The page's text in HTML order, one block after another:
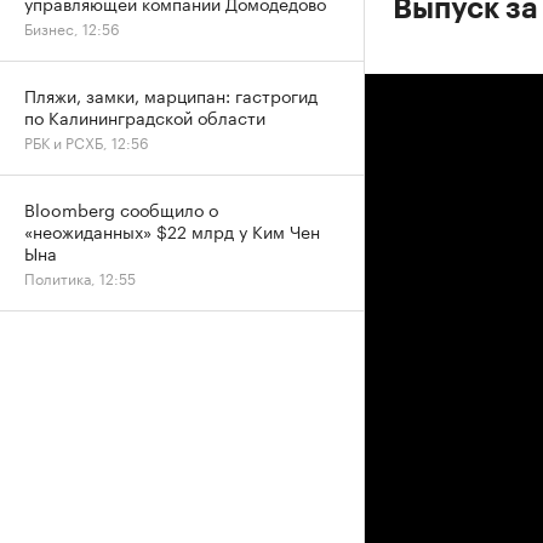
Выпуск
Бизнес, 12:56
Пляжи, замки, марципан: гастрогид
по Калининградской области
РБК и РСХБ, 12:56
Bloomberg сообщило о
«неожиданных» $22 млрд у Ким Чен
Ына
Политика, 12:55